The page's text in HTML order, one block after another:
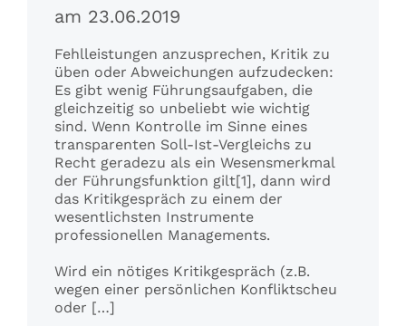
am 23.06.2019
Fehlleistungen anzusprechen, Kritik zu
üben oder Abweichungen aufzudecken:
Es gibt wenig Führungsaufgaben, die
gleichzeitig so unbeliebt wie wichtig
sind. Wenn Kontrolle im Sinne eines
transparenten Soll-Ist-Vergleichs zu
Recht geradezu als ein Wesensmerkmal
der Führungsfunktion gilt[1], dann wird
das Kritikgespräch zu einem der
wesentlichsten Instrumente
professionellen Managements.
Wird ein nötiges Kritikgespräch (z.B.
wegen einer persönlichen Konfliktscheu
oder […]